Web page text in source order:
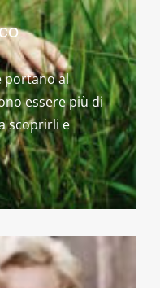
portano al
essere più di
scoprirli e